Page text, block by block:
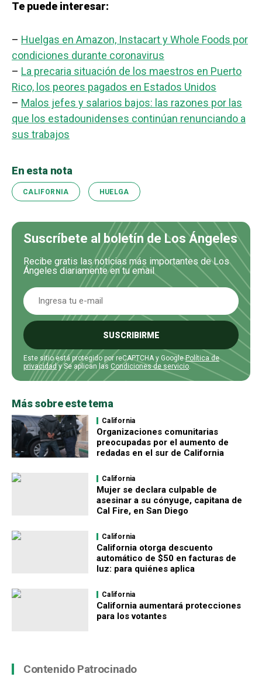
Te puede interesar:
– Huelgas en Amazon, Instacart y Whole Foods por
condiciones durante coronavirus
– La precaria situación de los maestros en Puerto
Rico, los peores pagados en Estados Unidos
– Malos jefes y salarios bajos: las razones por las
que los estadounidenses continúan renunciando a
sus trabajos
En esta nota
CALIFORNIA HUELGA
Suscríbete al boletín de Los Ángeles
Recibe gratis las noticias más importantes de Los
Ángeles diariamente en tu email
SUSCRIBIRME
Este sitio está protegido por reCAPTCHA y GooglePolítica de
privacidady Se aplican las Condiciones de servicio.
Más sobre este tema
California
Organizaciones comunitarias
preocupadas por el aumento de
redadas en el sur de California
California
Mujer se declara culpable de
asesinar a su cónyuge, capitana de
Cal Fire, en San Diego
California
California otorga descuento
automático de $50 en facturas de
luz: para quiénes aplica
California
California aumentará protecciones
para los votantes
Contenido Patrocinado